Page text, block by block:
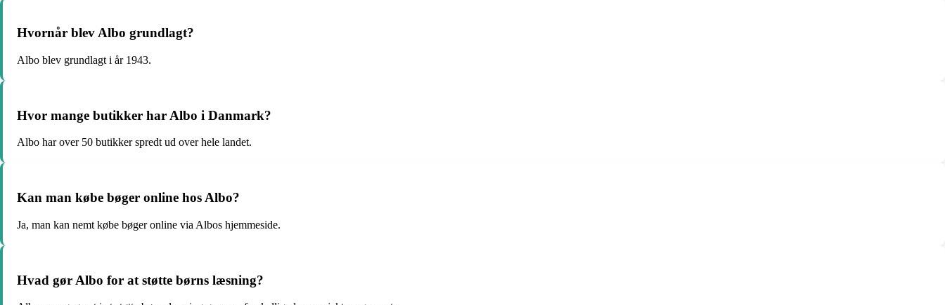
Hvornår blev Albo grundlagt?
Albo blev grundlagt i år 1943.
Hvor mange butikker har Albo i Danmark?
Albo har over 50 butikker spredt ud over hele landet.
Kan man købe bøger online hos Albo?
Ja, man kan nemt købe bøger online via Albos hjemmeside.
Hvad gør Albo for at støtte børns læsning?